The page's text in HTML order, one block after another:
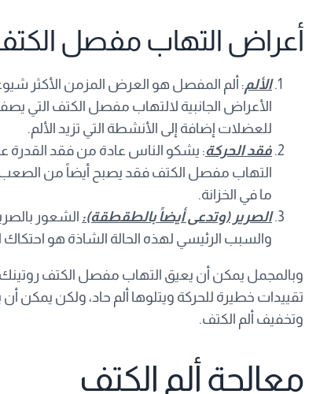
أعراض التهاب مفصل
الألم: ألم المفصل هو العرض المزمن الأكثر
الأعراض الجانبية لالتهاب مفصل الكتف التي
للعضلات إضافة إلى الأنشطة التي تزيد الألم.
فقد الحركة: يشكو الناس عادة من فقد القدرة
التهاب مفصل الكتف فقد يصبح أيضاً من
ما في الخزانة.
الصرير (وتدعى أيضاً بالطقطقة): الشعور
والسبب الرئيسي لهذه الحالة الشاذة هو
وبالمجمل يمكن أن يعيق التهاب مفصل الكتف روتينك
تقييدات خطيرة للحركة ويتلوها ألم حاد، ولكن يمكن
وتخفيف ألم الكتف.
معالجة ألم الكتف